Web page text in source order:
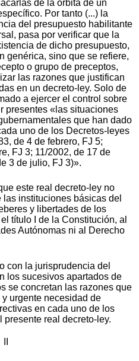
de la órbita de un
Por tanto (...) la
del presupuesto habilitante
pasa por verificar que la
de dicho presupuesto,
genérica, sino que se refiere,
o grupo de preceptos,
las razones que justifican
en un decreto-ley. Solo de
a ejercer el control sobre
presentes «las situaciones
que han dado
uno de los Decretos-leyes
de 4 de febrero, FJ 5;
FJ 3; 11/2002, de 17 de
3 de julio, FJ 3)».
este real decreto-ley no
instituciones básicas del
y libertades de los
título I de la Constitución, al
Autónomas ni al Derecho
con la jurisprudencia del
los sucesivos apartados de
se concretan las razones que
urgente necesidad de
en cada uno de los
real decreto-ley.